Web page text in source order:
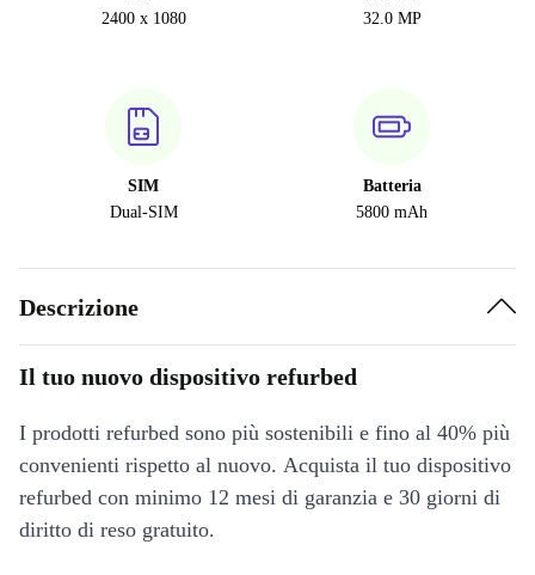
2400 x 1080
32.0 MP
SIM
Dual-SIM
Batteria
5800 mAh
Descrizione
Il tuo nuovo dispositivo refurbed
I prodotti refurbed sono più sostenibili e fino al 40% più
convenienti rispetto al nuovo. Acquista il tuo dispositivo
refurbed con minimo 12 mesi di garanzia e 30 giorni di
diritto di reso gratuito.